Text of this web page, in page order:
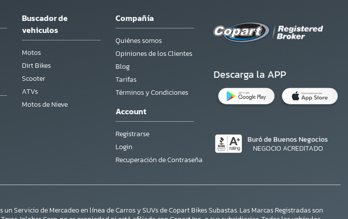
Buscador de
vehiculos
Motos
Dirt Bikes
Scooter
ATVs
Motos de Nieve
Compañía
Quiénes somos
Opiniones de los Clientes
Blog
Tarifas
Términos y Condiciones
Account
Registrarse
Login
Recuperación de Contraseña
Descarga la APP
Buró de Buenos Negocios
NEGOCIO ACREDITADO
Servicio de Mercadeo en línea de Carros y SUVs de Copart Bikes Subastas. Las Marcas Registradas son